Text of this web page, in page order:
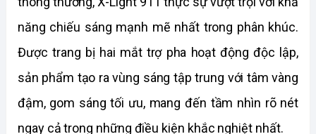
năng chiếu sáng mạnh mẽ nhất trong phân khúc.
Được trang bị hai mắt trợ pha hoạt động độc lập,
sản phẩm tạo ra vùng sáng tập trung với tâm vàng
đậm, gom sáng tối ưu, mang đến tầm nhìn rõ nét
ngay cả trong những điều kiện khắc nghiệt nhất.